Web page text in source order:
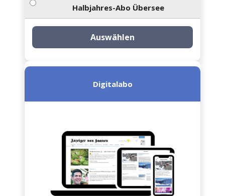
Halbjahres-Abo Übersee
Auswählen
Digitalabo